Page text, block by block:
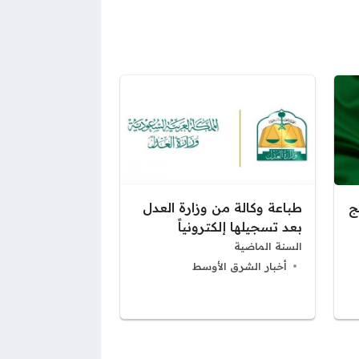
طباعة وكالة من وزارة العدل
بعد تسجيلها إلكترونياً
السنة الماضية
أخبار الشرق الأوسط